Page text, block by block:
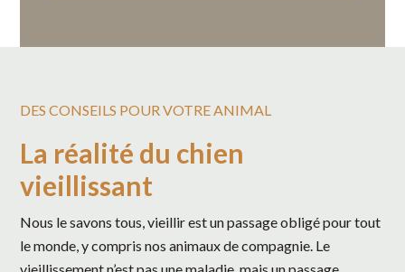
DES CONSEILS POUR VOTRE ANIMAL
La réalité du chien
vieillissant
Nous le savons tous, vieillir est un passage obligé pour tout
le monde, y compris nos animaux de compagnie. Le